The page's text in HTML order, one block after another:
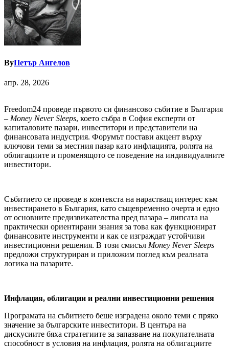
ByПетър Ангелов
апр. 28, 2026
Freedom24 проведе първото си финансово събитие в България
– Money NeverSleeps, което събра в София експерти от
капиталовите пазари, инвеститори и представители на
финансовата индустрия. Форумът постави акцент върху
ключови теми за местния пазар като инфлацията, ролята на
облигациите и променящото се поведение на индивидуалните
инвеститори.
Събитието се проведе в контекста на нарастващ интерес към
инвестирането в България, като същевременно очерта и едно
от основните предизвикателства пред пазара – липсата на
практически ориентирани знания за това как функционират
финансовите инструменти и как се изграждат устойчиви
инвестиционни решения. В този смисъл Money NeverSleeps
предложи структуриран и приложим поглед към реалната
логика на пазарите.
Инфлация, облигации и реални инвестиционни решения
Програмата на събитието беше изградена около теми с пряко
значение за българските инвеститори. В центъра на
дискусиите бяха стратегиите за запазване на покупателната
способност в условия на инфлация, ролята на облигациите